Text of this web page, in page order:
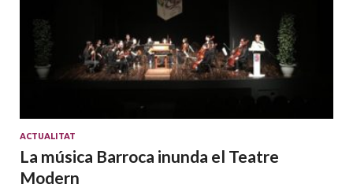
ACTUALITAT
La música Barroca inunda el Teatre
Modern